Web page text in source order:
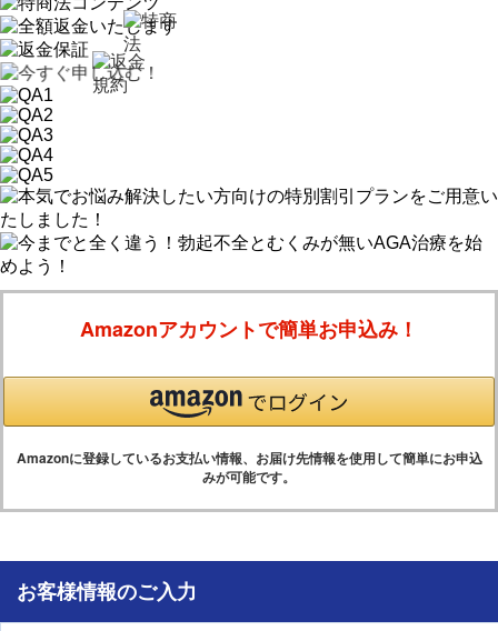
Amazonアカウントで簡単お申込み！
Amazonに登録しているお支払い情報、お届け先情報を使用して簡単にお申込
みが可能です。
お客様情報のご入力